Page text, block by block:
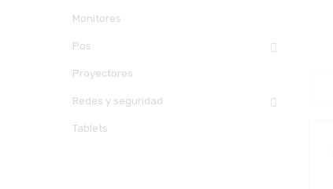
Monitores
Pos
Proyectores
Redes y seguridad
Tablets